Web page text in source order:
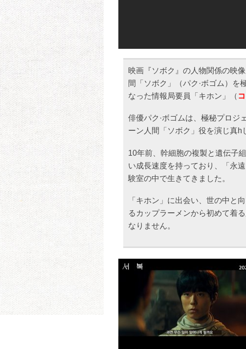
映画『ソボク』の人物関係の映
間「ソボク」（パク·ボゴム）を
なった情報局要員「キホン」（
俳優パク·ボゴムは、極秘プロジ
ーン人間「ソボク」役を演じ真h
10年前、幹細胞の複製と遺伝子
い成長速度を持っており、「永
験室の中で生きてきました。
「キホン」に出会い、世の中と
るカップラーメンから初めて着
なりません。